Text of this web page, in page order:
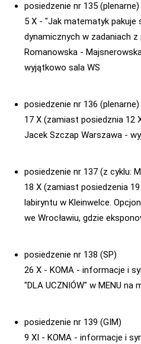
posiedzenie nr 135 (plenarne)
5 X - "Jak matematyk
dynamicznych w zadaniach
Romanowska -
wyjątkowo sala WS
posiedzenie nr 136 (plenarne)
17 X (zamiast posiedznia 12
Jacek Szczap Warszawa -
posiedzenie nr 137 (z cyklu:
18 X (zamiast posiedzenia
labiryntu w Kleinwelce.
we Wrocławiu, gdzie
posiedzenie nr 138 (SP)
26 X - KOMA - informacje i
"DLA UCZNIÓW" w MENU na
posiedzenie nr 139 (GIM)
9 XI - KOMA - informacje i